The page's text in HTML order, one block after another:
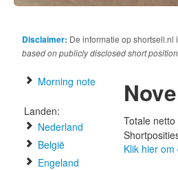
Disclaimer: De informatie op
based on publicly disclosed short
Morning note
Landen:
Nederland
België
Engeland
Totale
Klik hier